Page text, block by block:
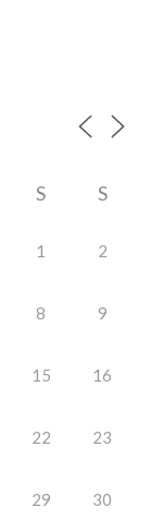
S S
1 2
8 9
15 16
22 23
29 30